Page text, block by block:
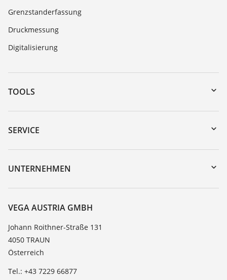
Grenzstanderfassung
Druckmessung
Digitalisierung
TOOLS
Download-Center
Gerätesuche (Seriennummer)
DTM Collection/PACTware
SERVICE
Geräterücksendung
Trainings
TeamViewer
UNTERNEHMEN
Karriere
Über VEGA
Kontakt
News
Presse
Blog
VEGA AUSTRIA GMBH
Johann Roithner-Straße 131
4050 TRAUN
Österreich
Tel.: +43 7229 66877